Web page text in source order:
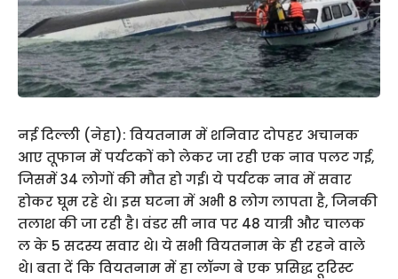
नई दिल्ली (नेहा): वियतनाम में शनिवार दोपहर अचानक
आए तूफान में पर्यटकों को लेकर जा रही एक नाव पलट गई,
जिसमें 34 लोगों की मौत हो गई। ये पर्यटक नाव में सवार
होकर घूम रहे थे। इस घटना में अभी 8 लोग लापता है, जिनकी
तलाश की जा रही है। वंडर सी नाव पर 48 यात्री और चालक
ल के 5 सदस्य सवार थे। ये सभी वियतनाम के ही रहने वाले
थे। बता दें कि वियतनाम में हा लॉन्ग बे एक प्रसिद्ध टूरिस्ट